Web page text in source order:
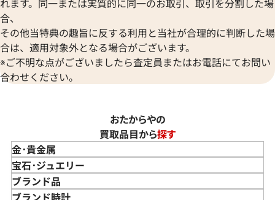
れます。同一または実質的に同一のお取引、取引を分割した場
合、
その他当特典の趣旨に反する利用と当社が合理的に判断した場
合は、適用対象外となる場合がございます。
※ご不明な点がございましたら査定員またはお電話にてお問い
合わせください。
おたからやの
買取品目から探す
金･貴金属
金 買取
金のインゴット 買取
金のアクセサリー 買取
宝石･ジュエリー
宝石･ジュエリー買取
ダイヤモンド 買取
ブランド品
バッグ･小物 買取
ブランド時計